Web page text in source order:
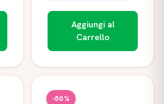
Aggiungi al
Carrello
-50%